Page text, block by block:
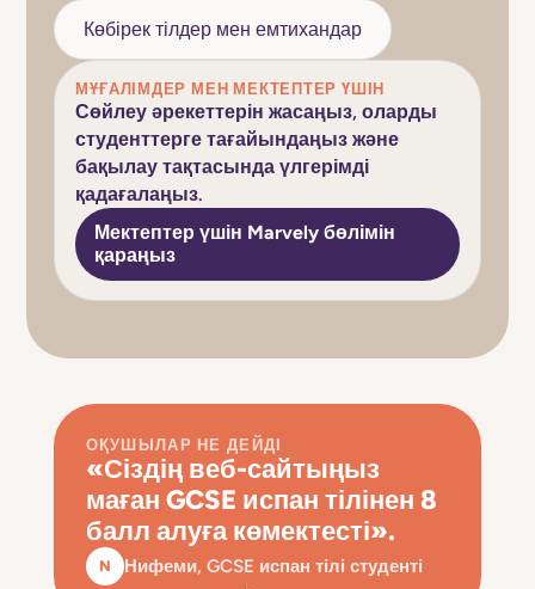
Көбірек тілдер мен емтихандар
МҰҒАЛІМДЕР МЕН МЕКТЕПТЕР ҮШІН
Сөйлеу әрекеттерін жасаңыз, оларды
студенттерге тағайындаңыз және
бақылау тақтасында үлгерімді
қадағалаңыз.
Мектептер үшін Marvely бөлімін
қараңыз
ОҚУШЫЛАР НЕ ДЕЙДІ
«Сіздің веб-сайтыңыз
маған GCSE испан тілінен 8
балл алуға көмектесті».
N Нифеми, GCSE испан тілі студенті